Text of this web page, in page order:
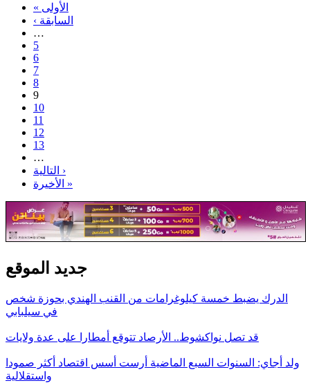
« الأولى
‹ السابقة
…
5
6
7
8
9
10
11
12
13
…
التالية ›
الأخيرة »
جديد الموقع
الدرك يضبط خمسة كيلوغرامات من القنب الهندي بحوزة شخص
في سيلبابي
قد تصل نواكشوط.. الأرصاد تتوقع أمطارا على عدة ولايات
ولد أجاي: السنوات السبع الماضية أرست أسس اقتصاد أكثر صمودا
واستقلالية